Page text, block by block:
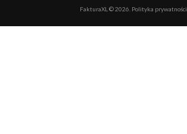
FakturaXL © 2026. Polityka prywatności